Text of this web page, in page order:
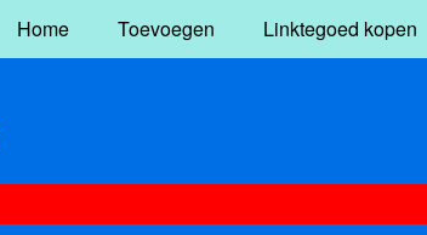
Home Toevoegen Linktegoed kopen